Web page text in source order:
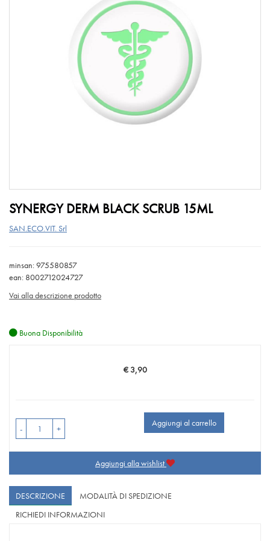
SYNERGY DERM BLACK SCRUB 15ML
SAN.ECO.VIT. Srl
minsan: 975580857
ean: 8002712024727
Vai alla descrizione prodotto
Buona Disponibilità
Prezzo
€ 3,90
- +
Aggiungi al carrello
Aggiungi alla wishlist
DESCRIZIONE
MODALITÀ DI SPEDIZIONE
RICHIEDI INFORMAZIONI